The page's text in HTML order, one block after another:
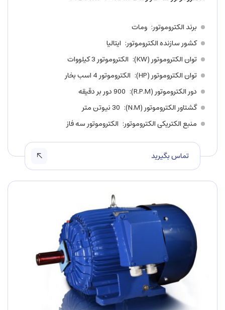
برند الکتروموتور ومات
کشور سازنده الکتروموتور ایتالیا
توان الکتروموتور (KW)
الکتروموتور 3 کیلووات
توان الکتروموتور (HP)
الکتروموتور 4 اسب بخار
دور الکتروموتور (R.P.M)
900 دور بر دقیقه
گشتاور الکتروموتور (N.M)
30 نیوتن متر
منبع الکتریکی الکتروموتور الکتروموتور سه فاز
تماس بگیرید